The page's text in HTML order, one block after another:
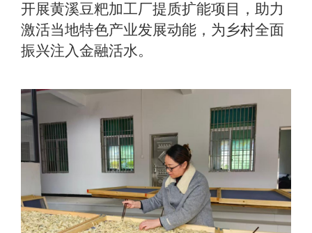
开展黄溪豆粑加工厂提质扩能项目，助力
激活当地特色产业发展动能，为乡村全面
振兴注入金融活水。